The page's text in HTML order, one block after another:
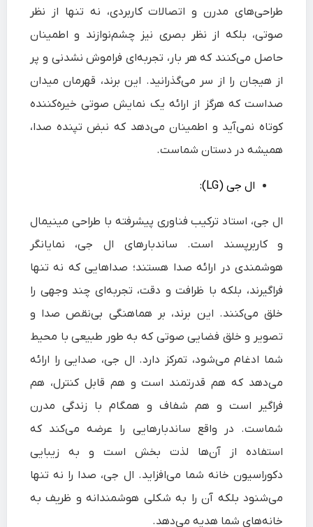
طراحی‌های مدرن و اتصالات کاربردی، نه تنها از نظر
صوتی، بلکه از نظر بصری نیز چشم‌نوازند و اطمینان
حاصل می‌کنند که هر بار، تجربه‌ای فراموش‌ نشدنی و پر
از هیجان را از سر می‌گذرانید. این برند، قهرمان میدان
صداست که هرگز از ارائه یک نمایش صوتی خیره‌کننده
کوتاه نمی‌آید و اطمینان می‌دهد که نبض تپنده صدا،
همیشه در دستان شماست.
ال‌ جی (LG):
ال‌ جی، استاد ترکیب فناوری پیشرفته با طراحی مینیمال
و کاربرپسند است. ساندبارهای ال‌ جی، نمایانگر
هوشمندی در ارائه صدا هستند؛ صداهایی که نه تنها
فراگیرند، بلکه با ظرافت و دقت، تجربه‌ای چند وجهی را
خلق می‌کنند. این برند، بر هماهنگی بی‌نقص صدا و
تصویر و خلق فضایی صوتی که به طور طبیعی با محیط
شما ادغام می‌شود، تمرکز دارد. ال‌ جی، صدایی را ارائه
می‌دهد که هم قدرتمند است و هم قابل کنترل، هم
فراگیر است و هم شفاف و همگام با زندگی مدرن
شماست. در واقع ساندبارهایی را عرضه می‌کند که
استفاده از آن‌ها لذت بخش است و به زیبایی
دکوراسیون خانه شما می‌افزاید. ال‌ جی، صدا را نه تنها
می‌شنود بلکه آن را به شکلی هوشمندانه و ظریف به
خانه‌های شما هدیه می‌دهد.